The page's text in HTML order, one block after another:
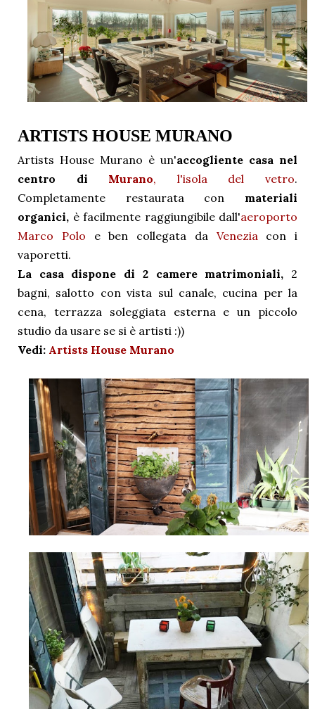
ARTISTS HOUSE MURANO
Artists House Murano è un'accogliente casa nel
centro di Murano, l'isola del vetro.
Completamente restaurata con materiali
organici, è facilmente raggiungibile dall'aeroporto
Marco Polo e ben collegata da Veneziacon i
vaporetti.
La casa dispone di 2 camere matrimoniali, 2
bagni, salotto con vista sul canale, cucina per la
cena, terrazza soleggiata esterna e un piccolo
studio da usare se si è artisti :))
Vedi: Artists House Murano